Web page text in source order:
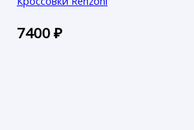
7400₽